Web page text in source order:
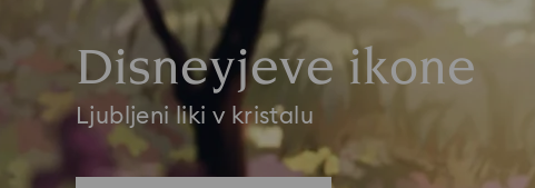
Disneyjeve ikone
Ljubljeni liki v kristalu